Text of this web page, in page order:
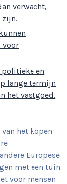
verwacht,
zijn.
voor
politieke en
lange termijn
het vastgoed.
het kopen
Europese
met een tuin
voor mensen